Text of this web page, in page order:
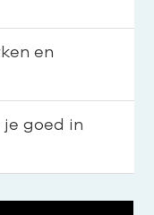
en
goed in